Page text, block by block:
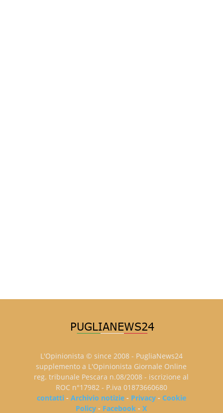
L'Opinionista © since 2008 - PugliaNews24
supplemento a L'Opinionista Giornale Online
reg. tribunale Pescara n.08/2008 - iscrizione al
ROC n°17982 - P.iva 01873660680
contatti- Archivio notizie- Privacy- Cookie
Policy - Facebook -X